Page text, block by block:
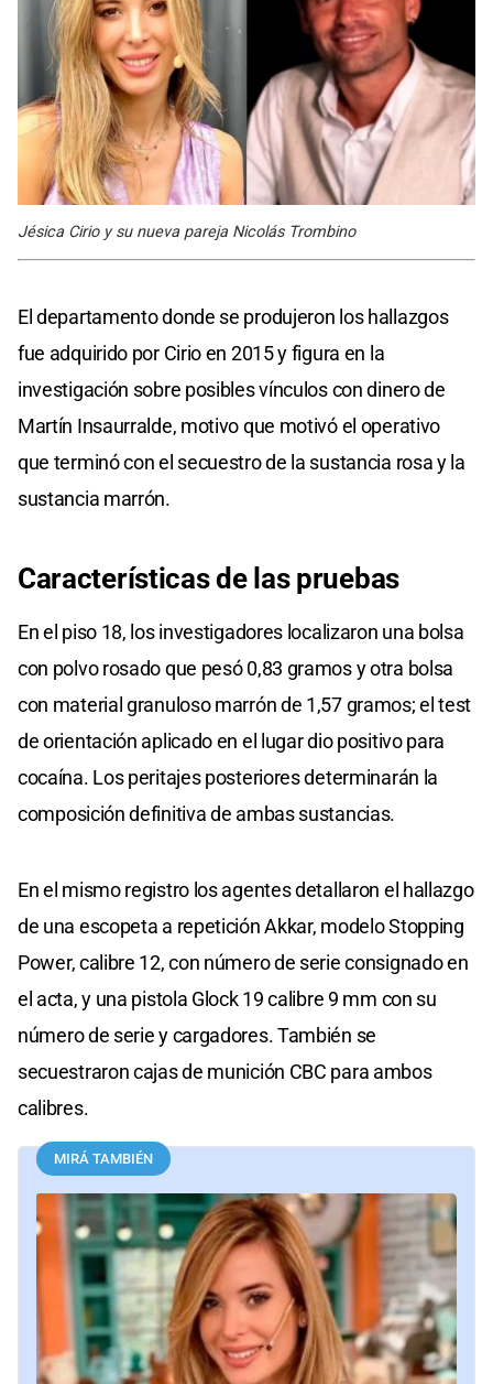
Jésica Cirio y su nueva pareja Nicolás Trombino
El departamento donde se produjeron los hallazgos
fue adquirido por Cirio en 2015 y figura en la
investigación sobre posibles vínculos con dinero de
Martín Insaurralde, motivo que motivó el operativo
que terminó con el secuestro de la sustancia rosa y la
sustancia marrón.
Características de las pruebas
En el piso 18, los investigadores localizaron una bolsa
con polvo rosado que pesó 0,83 gramos y otra bolsa
con material granuloso marrón de 1,57 gramos; el test
de orientación aplicado en el lugar dio positivo para
cocaína. Los peritajes posteriores determinarán la
composición definitiva de ambas sustancias.
En el mismo registro los agentes detallaron el hallazgo
de una escopeta a repetición Akkar, modelo Stopping
Power, calibre 12, con número de serie consignado en
el acta, y una pistola Glock 19 calibre 9 mm con su
número de serie y cargadores. También se
secuestraron cajas de munición CBC para ambos
calibres.
MIRÁ TAMBIÉN